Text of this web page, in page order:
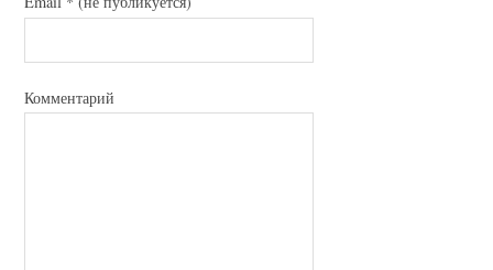
Комментарий